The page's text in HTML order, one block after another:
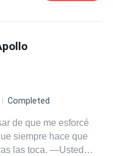
su corazón no es
es o podría
borraría su existencia.
valiente y delicada...
entre ellos
de Hallie a tal nivel
Completed
de que me esforcé
siempre hace que
toca. —Usted